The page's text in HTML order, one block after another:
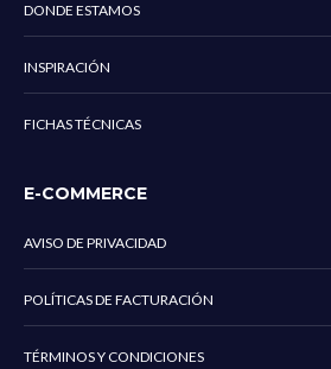
DONDE ESTAMOS
INSPIRACIÓN
FICHAS TÉCNICAS
E-COMMERCE
AVISO DE PRIVACIDAD
POLÍTICAS DE FACTURACIÓN
TÉRMINOS Y CONDICIONES